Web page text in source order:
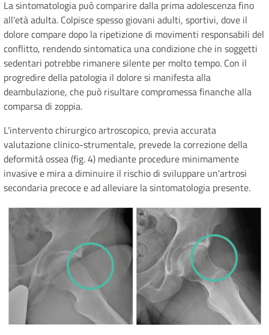
La sintomatologia può comparire dalla prima adolescenza fino
all'età adulta. Colpisce spesso giovani adulti, sportivi, dove il
dolore compare dopo la ripetizione di movimenti responsabili del
conflitto, rendendo sintomatica una condizione che in soggetti
sedentari potrebbe rimanere silente per molto tempo. Con il
progredire della patologia il dolore si manifesta alla
deambulazione, che può risultare compromessa finanche alla
comparsa di zoppia.
L'intervento chirurgico artroscopico, previa accurata
valutazione clinico-strumentale, prevede la correzione della
deformità ossea (fig. 4) mediante procedure minimamente
invasive e mira a diminuire il rischio di sviluppare un'artrosi
secondaria precoce e ad alleviare la sintomatologia presente.